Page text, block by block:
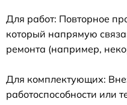
Для работ: Повторное
который напрямую
ремонта (например,
Для комплектующих:
работоспособности или